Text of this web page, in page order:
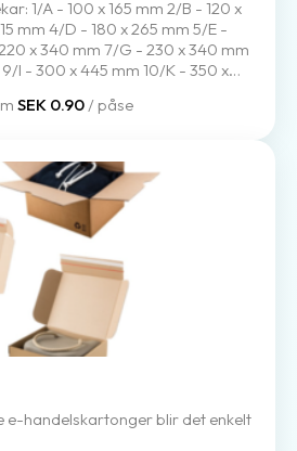
1/A - 100 x 165 mm 2/B - 120 x
mm 4/D - 180 x 265 mm 5/E -
x 340 mm 7/G - 230 x 340 mm
I - 300 x 445 mm 10/K - 350 x
SEK 0.90/ påse
e-handelskartonger blir det enkelt